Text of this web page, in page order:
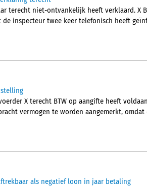
terecht niet-ontvankelijk heeft verklaard. X
inspecteur twee keer telefonisch heeft
X terecht BTW op aangifte heeft
vermogen te worden aangemerkt,
als negatief loon in jaar betaling